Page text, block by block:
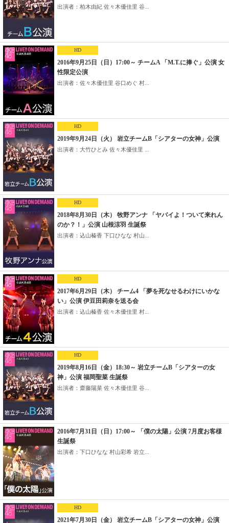
出演者：柏木由紀 佐々木優佳里 谷...
HD
2016年9月25日（日）17:00～ チームA 「M.T.に捧ぐ」公演 女
性限定公演
出演者：佐々木優佳里 谷口めぐ 村...
HD
2019年9月24日（火） 岩立チームB「シアターの女神」公演
出演者：大竹ひとみ 佐々木優佳里 ...
HD
2018年8月30日（木） 牧野アンナ 「ヤバイよ！ついて来れん
のか？！」公演 山根涼羽 生誕祭
出演者：込山榛香 下口ひなな 村山...
HD
2017年6月29日（木） チーム4 「夢を死なせるわけにいかな
い」公演 伊豆田莉奈を送る会
出演者：込山榛香 佐々木優佳里 村...
HD
2019年8月16日（金）18:30～ 岩立チームB「シアターの女
神」公演 福岡聖菜 生誕祭
出演者：齋藤陽菜 佐々木優佳里 谷...
2016年7月31日（日）17:00～ 「僕の太陽」公演 7月度お客様
生誕祭
出演者：下口ひなな 村山彩希 岩立...
HD
2021年7月30日（金） 岩立チームB「シアターの女神」公演